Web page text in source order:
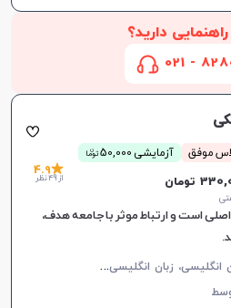
دارید؟
آزمایشی 50,000 توما
ن
4.9
از 49 نظر
است و ارتباط موثر با جامعه هدف،
م
کالمه زبان انگلیسی، زبان انگلیسی عمومی، گرامر زبان انگلیسی، زبان انگلیسی آمریکایی، زبان انگلیسی هفتم دبیرستان، زبان انگلیسی هشتم دبیرستان، زبان انگلیسی نهم دبیرستان، زبان انگلیسی دهم دبیرستان، زبان انگلیسی یازدهم دبیرستان، زبان انگلیسی دوازدهم دبیرستان